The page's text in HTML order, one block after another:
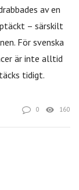
av en
– särskilt
För svenska
är inte alltid
tidigt.
0 160